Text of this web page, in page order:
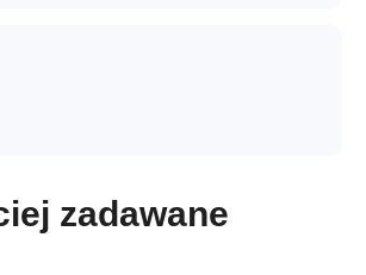
zadawane